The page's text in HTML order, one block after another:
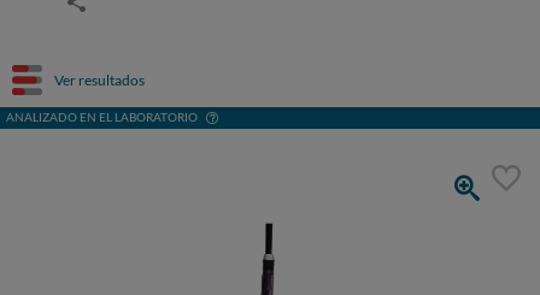
Ver resultados
ANALIZADO EN EL LABORATORIO